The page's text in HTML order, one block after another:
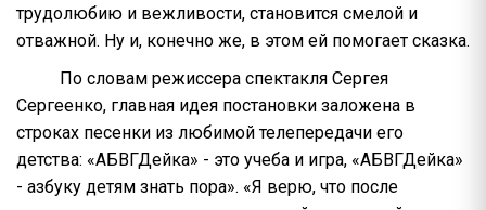
трудолюбию и вежливости, становится смелой и
отважной. Ну и, конечно же, в этом ей помогает сказка.
По словам режиссера спектакля Сергея
Сергеенко, главная идея постановки заложена в
строках песенки из любимой телепередачи его
детства: «АБВГДейка» - это учеба и игра, «АБВГДейка»
- азбуку детям знать пора». «Я верю, что после